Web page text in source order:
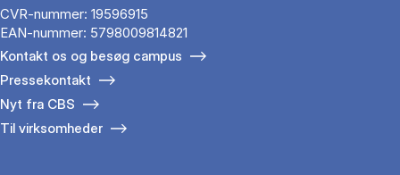
CVR-nummer: 19596915
EAN-nummer: 5798009814821
Kontakt os og besøg campus
Pressekontakt
Nyt fra CBS
Til virksomheder